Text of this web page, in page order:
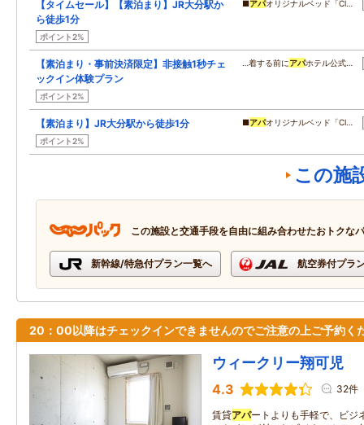
【タイムセール】【素泊まり】JR大分駅か
ら徒歩1分
ポイント2%
■アパオリジナルベッド「Cl…
【素泊まり・事前決済限定】非接触1秒チェ
ックイン体験プラン
ポイント2%
…着する前にアパホテル公式…
【素泊まり】JR大分駅から徒歩1分
ポイント2%
■アパオリジナルベッド「Cl…
この施
この施設と交通手段を自由に組み合わせたおトクな
新幹線/特急付プラン一覧へ 航空券付プラ
20：00以降はチェックインできませんのでご注意の上ご予約く
ウィークリー翔可児
4.3 32件
賃貸アパートよりも手軽で、ビジ